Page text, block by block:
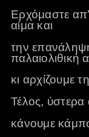
Ερχόμαστε
αίμα και
την
παλαιολιθική
κι αρχίζουμε
Τέλος,
κάνουμε